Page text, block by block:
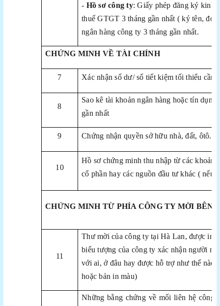
- Hồ sơ công ty: Giấy phép đăng ký kinh
thuế GTGT 3 tháng gần nhất ( ký tên,
ngân hàng công ty 3 tháng gần nhất.
CHỨNG MINH VỀ TÀI CHÍNH
7 Xác nhận số dư/ sổ tiết kiệm tối thiểu cần
8
Sao kê tài khoản ngân hàng hoặc tín
gần nhất
9 Chứng nhận quyền sở hữu nhà, đất,
10
Hồ sơ chứng minh thu nhập từ các khoản
cổ phần hay các nguồn đầu tư khác ( nếu
CHỨNG MINH TỪ PHÍA CÔNG TY MỜI BÊN
11
Thư mời của công ty tại Hà Lan, được in
biểu tượng của công ty xác nhận người
với ai, ở đâu hay được hỗ trợ như thế nào
hoặc bản in màu)
Những bằng chứng về mối liên hệ công